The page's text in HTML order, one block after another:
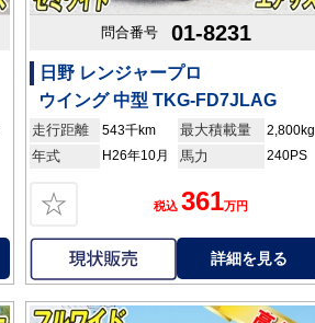
問合番号 01-8231
日野 レンジャープロ
ウイング 中型 TKG-FD7JLAG
走行距離 543千km 最大積載量 2,800kg
年式 H26年10月 馬力 240PS
☆ 税込 361万円
詳細を見る